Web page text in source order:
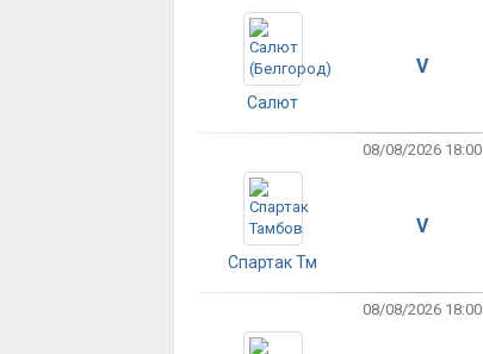
Салют
V
08/08/2026 18:00
Спартак Тм
V
08/08/2026 18:00